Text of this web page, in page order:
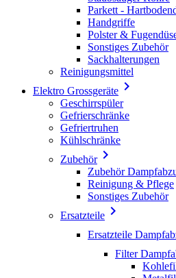
Parkett -
Handgriffe
Polster &
Sonstiges Zubehör
Sackhalterungen
Reinigungsmittel
Elektro Grossgeräte 
Geschirrspüler
Gefrierschränke
Gefriertruhen
Kühlschränke
Zubehör
Zubehör
Reinigung & Pflege
Sonstiges Zubehör
Ersatzteile 
Ersatzteile
Filter